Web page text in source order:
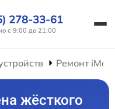
278-33-61
с 9:00 до 21:00
Ремонт iMac
жёсткого